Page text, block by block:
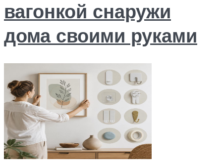
вагонкой снаружи
дома своими руками